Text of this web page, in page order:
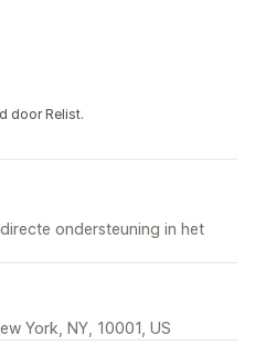
door Relist.
ondersteuning in het
York, NY, 10001, US